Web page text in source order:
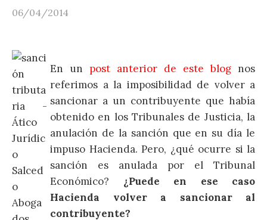
06/04/2014
En un post anterior de este blog nos
referimos a la imposibilidad de volver a
sancionar a un contribuyente que había
obtenido en los Tribunales de Justicia, la
anulación de la sanción que en su día le
impuso Hacienda. Pero, ¿qué ocurre si la
sanción es anulada por el Tribunal
Económico? ¿Puede en ese caso
Hacienda volver a sancionar al
contribuyente?